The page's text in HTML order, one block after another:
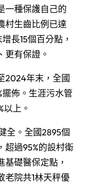
一種保護自己的
村生齒比例已達
長15個百分點，
更有保證。
2024年末，全國
擺佈。生涯污水管
上。
全。全國2895個
超過95%的設村衛
基礎醫保定點，
老院共1林天秤優